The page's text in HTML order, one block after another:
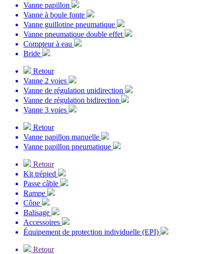
Vanne papillon
Vanne à boule fonte
Vanne guillotine pneumatique
Vanne pneumatique double effet
Compteur à eau
Bride
Retour
Vanne 2 voies
Vanne de régulation unidirection
Vanne de régulation bidirection
Vanne 3 voies
Retour
Vanne papillon manuelle
Vanne papillon pneumatique
Retour
Kit trépied
Passe câble
Rampe
Cône
Balisage
Accessoires
Équipement de protection individuelle (EPI)
Retour